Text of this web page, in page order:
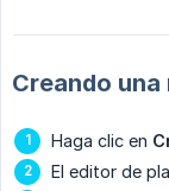
Creando
Haga clic en
El editor de